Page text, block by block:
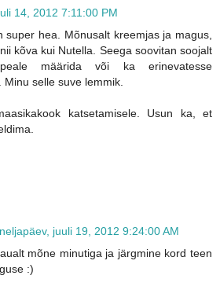
14, 2012 7:11:00 PM
super hea. Mõnusalt kreemjas ja magus,
kõva kui Nutella. Seega soovitan soojalt
määrida või ka erinevatesse
selle suve lemmik.
katsetamisele. Usun ka, et
neljapäev, juuli 19, 2012 9:24:00 AM
mõne minutiga ja järgmine kord teen
:)